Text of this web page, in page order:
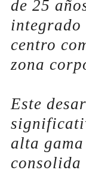
de 25
integrado
centro
zona
Este
alta
consolida